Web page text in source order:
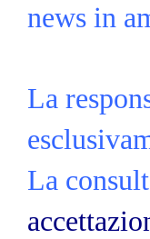
news in
La
La